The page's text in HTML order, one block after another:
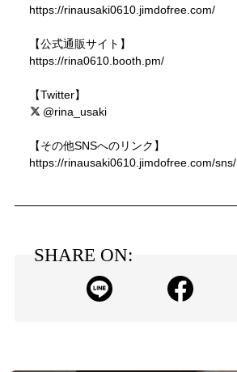
https://rinausaki0610.jimdofree.com/
【公式通販サイト】
https://rina0610.booth.pm/
【Twitter】
@rina_usaki
【その他SNSへのリンク】
https://rinausaki0610.jimdofree.com/sns/
SHARE ON: